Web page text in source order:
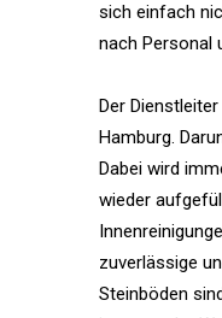
sich einfach
nach Personal
Der
Hamburg.
Dabei wird
wieder
zuverlässige
Steinböden